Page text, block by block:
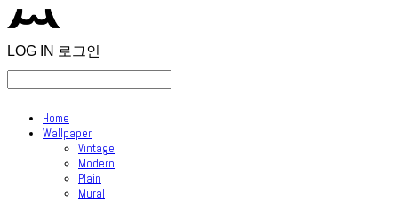
LOG IN 로그인
Home
Wallpaper
Vintage
Modern
Plain
Mural